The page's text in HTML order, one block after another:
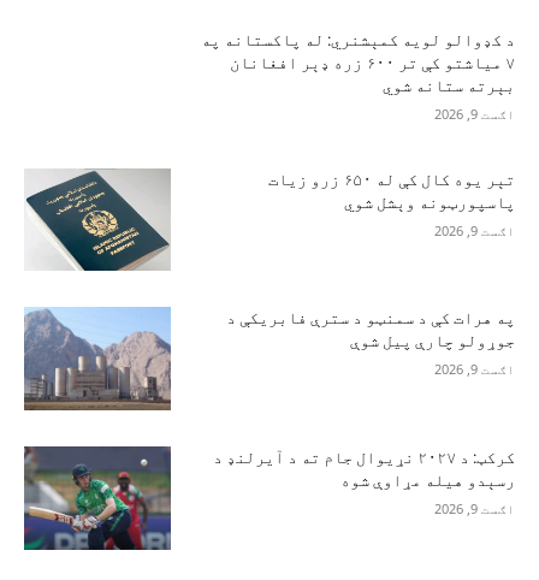
د کډوالو لویه کمېشنري: له پاکستانه په
۷ میاشتو کې تر ۶۰۰ زره ډېر افغانان
بېرته ستانه شوي
اګست 9, 2026
تېر یوه کال کې له ۶۵۰ زرو زیات
پاسپورټونه وېشل شوي
اګست 9, 2026
په هرات کې د سمنټو د سترې فابریکې د
جوړولو چارې پیل شوې
اګست 9, 2026
کرکټ: د ۲۰۲۷ نړیوال جام ته د آیرلنډ د
رسېدو هیله مړاوې شوه
اګست 9, 2026